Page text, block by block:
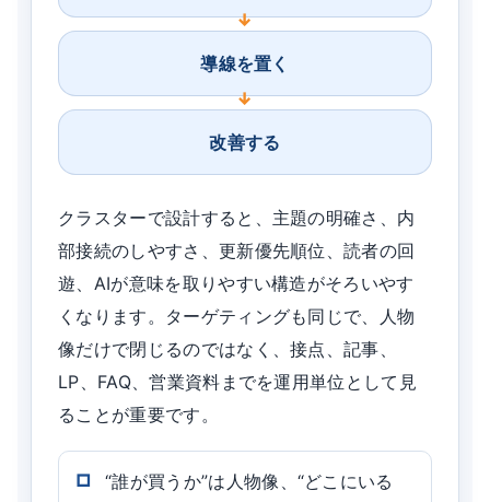
導線を置く
改善する
クラスターで設計すると、主題の明確さ、内
部接続のしやすさ、更新優先順位、読者の回
遊、AIが意味を取りやすい構造がそろいやす
くなります。ターゲティングも同じで、人物
像だけで閉じるのではなく、接点、記事、
LP、FAQ、営業資料までを運用単位として見
ることが重要です。
“誰が買うか”は人物像、“どこにいる